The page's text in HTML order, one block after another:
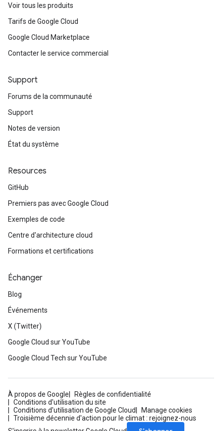
Voir tous les produits
Tarifs de Google Cloud
Google Cloud Marketplace
Contacter le service commercial
Support
Forums de la communauté
Support
Notes de version
État du système
Resources
GitHub
Premiers pas avec Google Cloud
Exemples de code
Centre d'architecture cloud
Formations et certifications
Échanger
Blog
Événements
X (Twitter)
Google Cloud sur YouTube
Google Cloud Tech sur YouTube
À propos de Google
Règles de confidentialité
Conditions d'utilisation du site
Conditions d'utilisation de Google Cloud
Manage cookies
Troisième décennie d'action pour le climat : rejoignez-nous